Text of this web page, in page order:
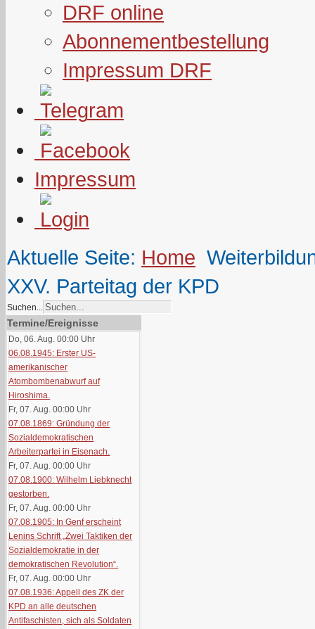
DRF online
Abonnementbestellung
Impressum DRF
Impressum
Aktuelle Seite: Home
XXV. Parteitag der KPD
Suchen...
Termine/Ereignisse
Do, 06. Aug. 00:00 Uhr
06.08.1945: Erster US-
amerikanischer
Atombombenabwurf auf
Hiroshima.
Fr, 07. Aug. 00:00 Uhr
07.08.1869: Gründung der
Sozialdemokratischen
Arbeiterpartei in Eisenach.
Fr, 07. Aug. 00:00 Uhr
07.08.1900: Wilhelm Liebknecht
gestorben.
Fr, 07. Aug. 00:00 Uhr
07.08.1905: In Genf erscheint
Lenins Schrift „Zwei Taktiken der
Sozialdemokratie in der
demokratischen Revolution“.
Fr, 07. Aug. 00:00 Uhr
07.08.1936: Appell des ZK der
KPD an alle deutschen
Antifaschisten, sich als Soldaten